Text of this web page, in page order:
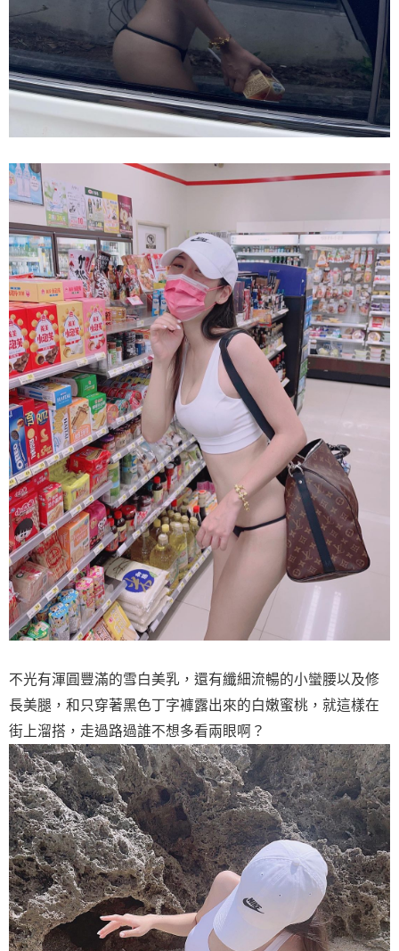
不光有渾圓豐滿的雪白美乳，還有纖細流暢的小蠻腰以及修
長美腿，和只穿著黑色丁字褲露出來的白嫩蜜桃，就這樣在
街上溜搭，走過路過誰不想多看兩眼啊？